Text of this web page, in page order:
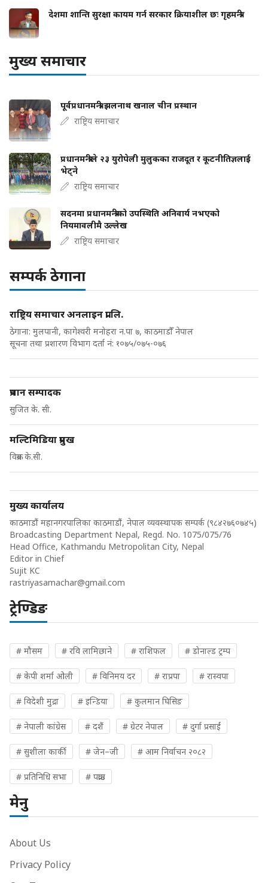
देशमा शान्ति सुरक्षा कायम गर्न सरकार क्रियाशील छः गृहमन्त्री
मुख्य समाचार
पूर्वप्रधानमन्त्री झलनाथ खनाल चीन प्रस्थान
राष्ट्रिय समाचार
प्रधानमन्त्रीले २३ युरोपेली मुलुकका राजदूत र कूटनीतिज्ञलाई
भेट्ने
राष्ट्रिय समाचार
सदनमा प्रधानमन्त्रीको उपस्थिति अनिवार्य नभएको
नियमावलीमै उल्लेख
राष्ट्रिय समाचार
सम्पर्क ठेगाना
राष्ट्रिय समाचार अनलाइन प्रा.लि.
ठेगाना: मुलपानी, कागेश्वरी मनोहरा न.पा ७, काठमाडौँ नेपाल
सूचना तथा प्रशारण विभाग दर्ता नं: १०७५/०७५-०७६
प्रधान सम्पादक
सुजित के. सी.
मल्टिमिडिया प्रमुख
विक्रम के.सी.
मुख्य कार्यालय
काठमाडौं महानगरपालिका काठमाडौं, नेपाल व्यवस्थापक सम्पर्क (९८४२७६०७४५)
Broadcasting Department Nepal, Regd. No. 1075/075/76
Head Office, Kathmandu Metropolitan City, Nepal
Editor in Chief
Sujit KC
rastriyasamachar@gmail.com
ट्रेण्डिङ
# मौसम # रवि लामिछाने # राशिफल # डोनाल्ड ट्रम्प
# केपी शर्मा ओली # विनिमय दर # राप्रपा # रास्वपा
# विदेशी मुद्रा # इन्डिया # कुलमान घिसिङ
# नेपाली कांग्रेस # दशैं # ग्रेटर नेपाल # दुर्गा प्रसाईं
# सुशीला कार्की # जेन–जी # आम निर्वाचन २०८२
# प्रतिनिधि सभा # पक्राउ
मेनु
About Us
Privacy Policy